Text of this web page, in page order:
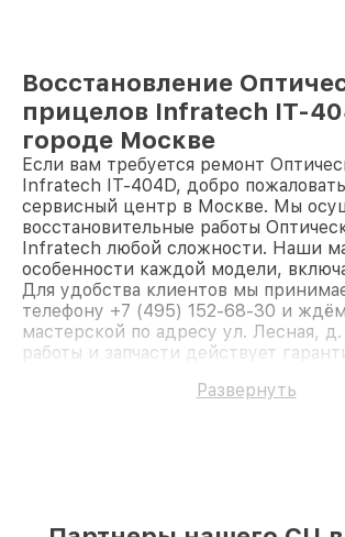
Восстановление
прицелов Infratech IT-
городе Москве
Если вам требуется ремонт
Infratech IT-404D, добро
сервисный центр в Москве. Мы
восстановительные работы
Infratech любой сложности. Наши
особенности каждой модели,
Для удобства клиентов мы
телефону +7 (495) 152-68-30 и
мастерской по адресу ул. Лесная,
работы и запчасти действует
Развернуть